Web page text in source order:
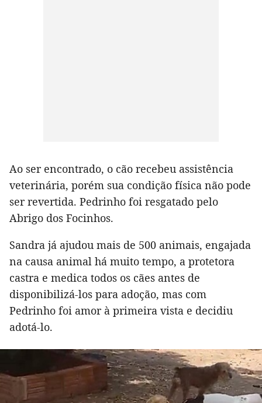
Ao ser encontrado, o cão recebeu assistência
veterinária, porém sua condição física não pode
ser revertida. Pedrinho foi resgatado pelo
Abrigo dos Focinhos.
Sandra já ajudou mais de 500 animais, engajada
na causa animal há muito tempo, a protetora
castra e medica todos os cães antes de
disponibilizá-los para adoção, mas com
Pedrinho foi amor à primeira vista e decidiu
adotá-lo.